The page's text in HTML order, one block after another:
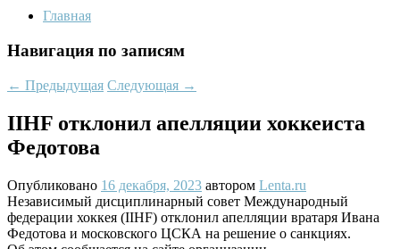
Главная
Навигация по записям
← Предыдущая Следующая →
IIHF отклонил апелляции хоккеиста
Федотова
Опубликовано 16 декабря, 2023 автором Lenta.ru
Независимый дисциплинарный совет Международный
федерации хоккея (IIHF) отклонил апелляции вратаря Ивана
Федотова и московского ЦСКА на решение о санкциях.